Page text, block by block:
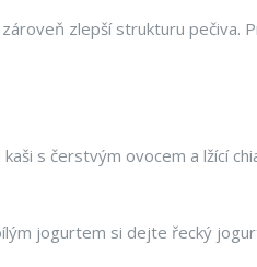
zlepší strukturu pečiva.
s čerstvým ovocem a lžící
jogurtem si dejte řecký